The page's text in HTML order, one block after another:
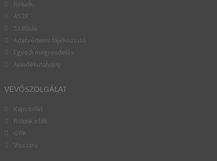
Rólunk
ÁSZF
Szállítás
Adatvédelmi tájékoztató
Egyedi megrendelés
Ajándékutalvány
VEVŐSZOLGÁLAT
Kapcsolat
Rólunk írták
GYIK
Visszáru